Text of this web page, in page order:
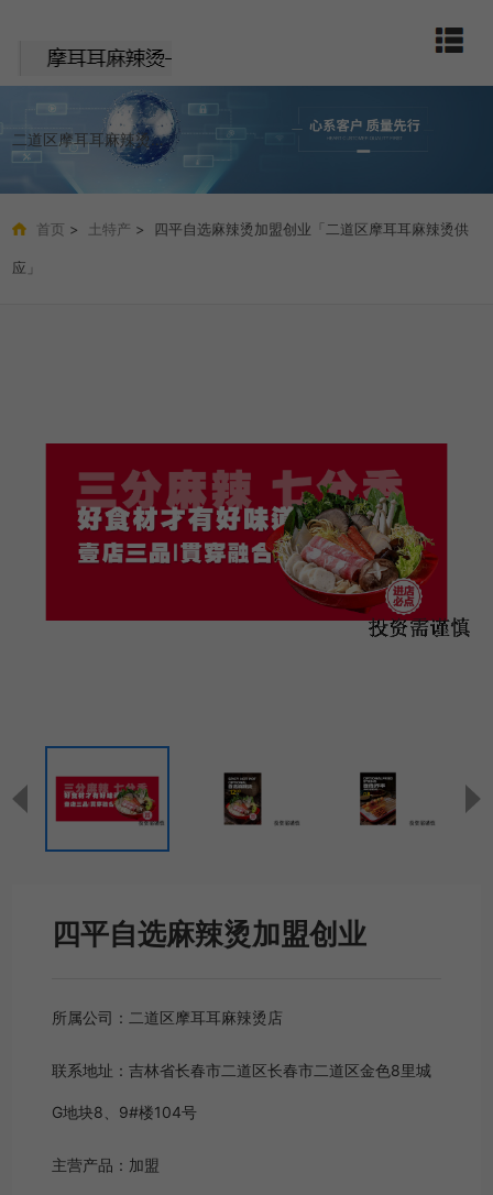
二道区摩耳耳麻辣烫店
首页 > 土特产 > 四平自选麻辣烫加盟创业「二道区摩耳耳麻辣烫供
应」
四平自选麻辣烫加盟创业
所属公司： 二道区摩耳耳麻辣烫店
联系地址：吉林省长春市二道区长春市二道区金色8里城
G地块8、9#楼104号
主营产品： 加盟